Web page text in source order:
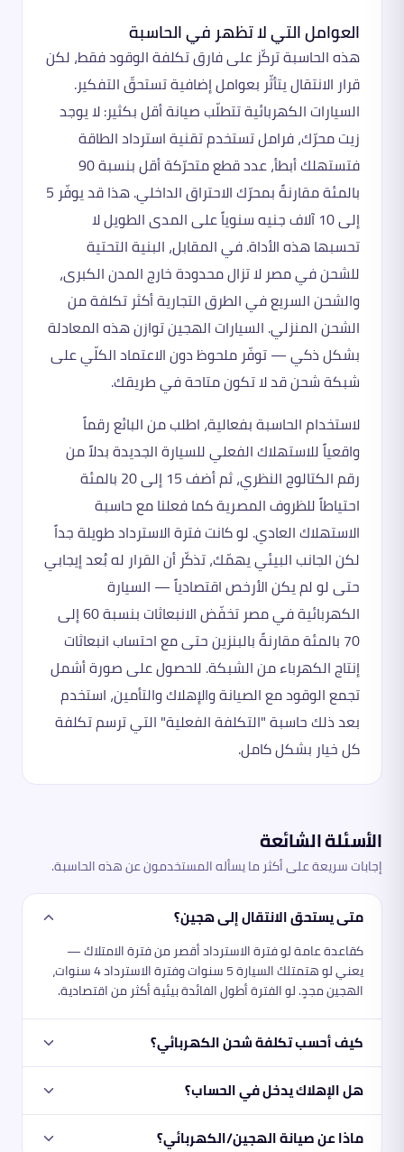
العوامل التي لا تظهر في الحاسبة
هذه الحاسبة تركّز على فارق تكلفة الوقود فقط، لكن
قرار الانتقال يتأثّر بعوامل إضافية تستحقّ التفكير.
السيارات الكهربائية تتطلّب صيانة أقل بكثير: لا يوجد
زيت محرّك، فرامل تستخدم تقنية استرداد الطاقة
فتستهلك أبطأ، عدد قطع متحرّكة أقل بنسبة 90
بالمئة مقارنةً بمحرّك الاحتراق الداخلي. هذا قد يوفّر 5
إلى 10 آلاف جنيه سنوياً على المدى الطويل لا
تحسبها هذه الأداة. في المقابل، البنية التحتية
للشحن في مصر لا تزال محدودة خارج المدن الكبرى،
والشحن السريع في الطرق التجارية أكثر تكلفة من
الشحن المنزلي. السيارات الهجين توازن هذه المعادلة
بشكل ذكي — توفّر ملحوظ دون الاعتماد الكلّي على
شبكة شحن قد لا تكون متاحة في طريقك.
لاستخدام الحاسبة بفعالية، اطلب من البائع رقماً
واقعياً للاستهلاك الفعلي للسيارة الجديدة بدلاً من
رقم الكتالوج النظري، ثم أضف 15 إلى 20 بالمئة
احتياطاً للظروف المصرية كما فعلنا مع حاسبة
الاستهلاك العادي. لو كانت فترة الاسترداد طويلة جداً
لكن الجانب البيئي يهمّك، تذكّر أن القرار له بُعد إيجابي
حتى لو لم يكن الأرخص اقتصادياً — السيارة
الكهربائية في مصر تخفّض الانبعاثات بنسبة 60 إلى
70 بالمئة مقارنةً بالبنزين حتى مع احتساب انبعاثات
إنتاج الكهرباء من الشبكة. للحصول على صورة أشمل
تجمع الوقود مع الصيانة والإهلاك والتأمين، استخدم
بعد ذلك حاسبة "التكلفة الفعلية" التي ترسم تكلفة
كل خيار بشكل كامل.
الأسئلة الشائعة
إجابات سريعة على أكثر ما يسأله المستخدمون عن هذه الحاسبة.
متى يستحق الانتقال إلى هجين؟
كقاعدة عامة لو فترة الاسترداد أقصر من فترة الامتلاك —
يعني لو هتمتلك السيارة 5 سنوات وفترة الاسترداد 4 سنوات،
الهجين مجدٍ. لو الفترة أطول الفائدة بيئية أكثر من اقتصادية.
كيف أحسب تكلفة شحن الكهربائي؟
هل الإهلاك يدخل في الحساب؟
ماذا عن صيانة الهجين/الكهربائي؟